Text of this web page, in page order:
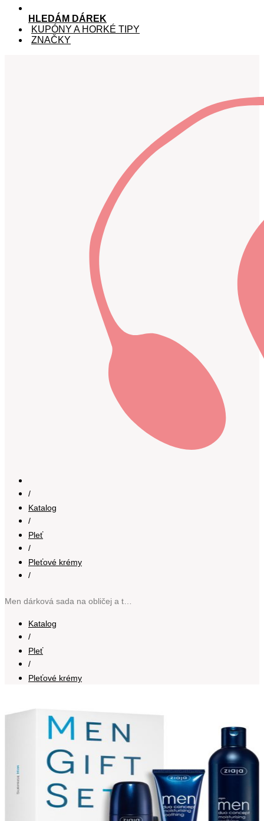
HLEDÁM DÁREK
KUPÓNY A HORKÉ TIPY
ZNAČKY
/
Katalog
/
Pleť
/
Pleťové krémy
/
Katalog
/
Pleť
/
Pleťové krémy